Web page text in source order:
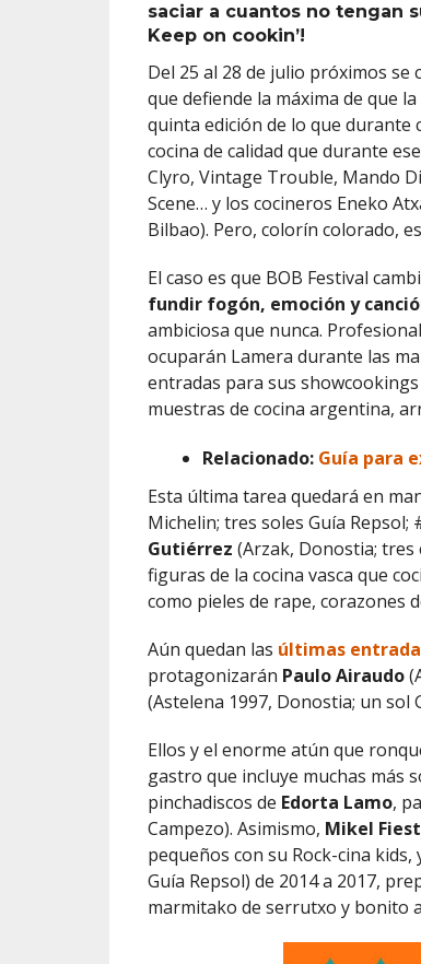
saciar a cuantos no tengan
Keep on cookin’!
Del 25 al 28 de julio próximos
que defiende la máxima de que
quinta edición de lo que durante
cocina de calidad que durante
Clyro, Vintage Trouble, Mando
Scene… y los cocineros Eneko
Bilbao). Pero, colorín colorado,
El caso es que BOB Festival
fundir fogón, emoción y
ambiciosa que nunca.
ocuparán Lamera durante las
entradas para sus
muestras de cocina argentina,
Relacionado: Guía para
Esta última tarea quedará en
Michelin; tres soles Guía
Gutiérrez (Arzak, Donostia; tres
figuras de la cocina vasca que
como pieles de rape, corazones
Aún quedan las últimas
protagonizarán Paulo Airaudo
(Astelena 1997, Donostia; un sol
Ellos y el enorme atún que
gastro que incluye muchas más
pinchadiscos de Edorta Lamo,
Campezo). Asimismo, Mikel
pequeños con su Rock-cina kids,
Guía Repsol) de 2014 a 2017,
marmitako de serrutxo y bonito